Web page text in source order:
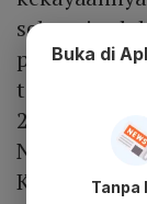
sebagai
tersebut
28 tahun
Negara
Kolusi, Dan
Buka di
Tanpa